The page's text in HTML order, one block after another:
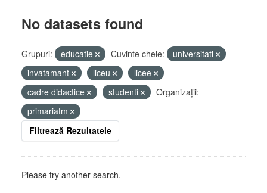
No datasets found
Grupuri: educatie Cuvinte cheie:
universitati
invatamant
liceu
licee
cadre didactice
studenti
Organizații:
primariatm
Filtrează Rezultatele
Please try another search.